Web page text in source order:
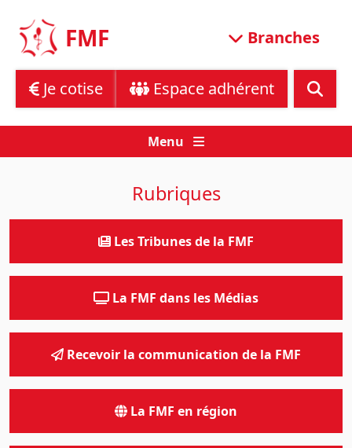
content
FMF Branches
Je cotise Espace adhérent
Menu
Rubriques
Les Tribunes de la FMF
La FMF dans les Médias
Recevoir la communication de la FMF
La FMF en région